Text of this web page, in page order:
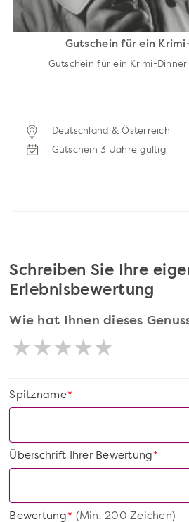
Gutschein für ein
Gutschein für ein Krimi-
Deutschland & Österreich
Gutschein 3 Jahre gültig
Schreiben Sie Ihre
Erlebnisbewertung
Wie hat Ihnen dieses
*
Spitzname
*
Überschrift Ihrer Bewertung
*
Bewertung(Min. 200 Zeichen)